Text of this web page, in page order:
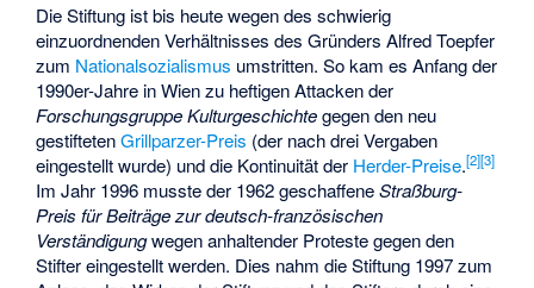
Die Stiftung ist bis heute wegen des schwierig
einzuordnenden Verhältnisses des Gründers Alfred Toepfer
zum Nationalsozialismus umstritten. So kam es Anfang der
1990er-Jahre in Wien zu heftigen Attacken der
Forschungsgruppe Kulturgeschichtegegen den neu
gestiftetenGrillparzer-Preis (der nach drei Vergaben
eingestellt wurde) und die Kontinuität der Herder-Preise.[2][3]
Im Jahr 1996 musste der 1962 geschaffeneStraßburg-
Preis für Beiträge zur deutsch-französischen
Verständigungwegen anhaltender Proteste gegen den
Stifter eingestellt werden. Dies nahm die Stiftung 1997 zum